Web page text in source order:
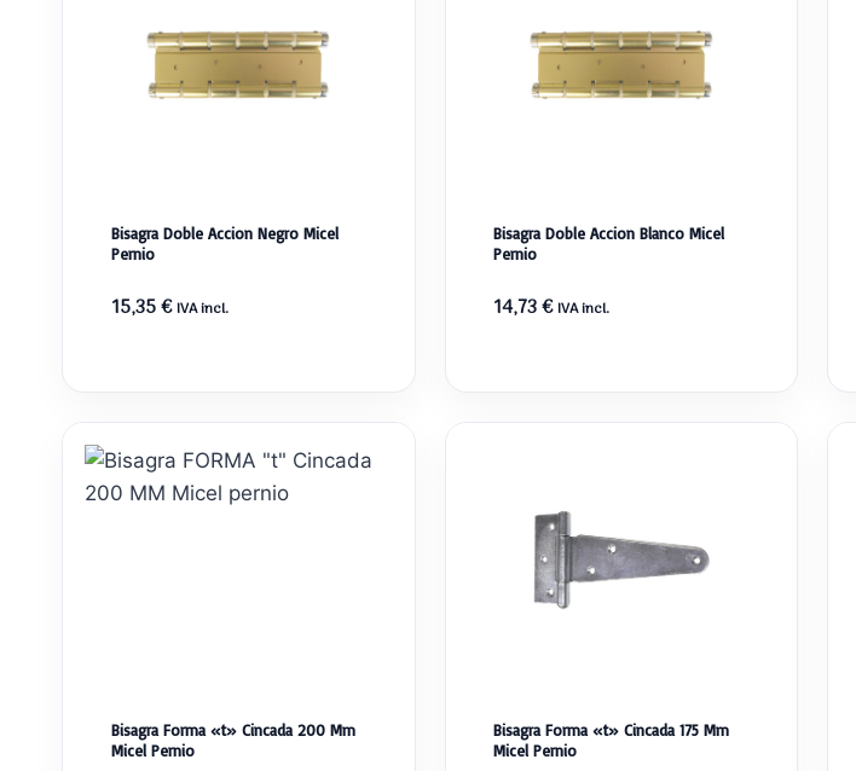
Bisagra Doble Accion Negro Micel
Pernio
15,35€ IVA incl.
Bisagra Doble Accion Blanco Micel
Pernio
14,73€ IVA incl.
Bisagra Forma «t» Cincada 200 Mm
Micel Pernio
Bisagra Forma «t» Cincada 175 Mm
Micel Pernio